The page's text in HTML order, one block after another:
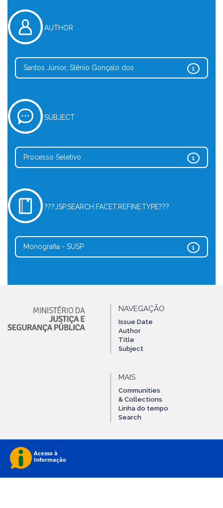
AUTHOR
1
Santos Júnior, Stênio Gonçalo dos
SUBJECT
1
Processo Seletivo
???JSP.SEARCH.FACET.REFINE.TYPE???
1
Monografia - SUSP
NAVEGAÇÃO
Issue Date
Author
Title
Subject
MAIS
Communities
& Collections
Linha do tempo
Search